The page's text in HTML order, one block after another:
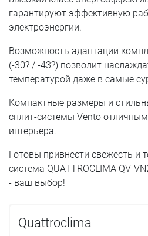
гарантируют эффективную
электроэнергии.
Возможность адаптации
(-30? / -43?) позволит
температурой даже в самые
Компактные размеры и
сплит-системы Vento
интерьера.
Готовы привнести свежесть и
система QUATTROCLIMA QV-
- ваш выбор!
Quattroclima